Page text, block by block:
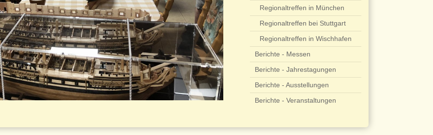
Regionaltreffen in München
Regionaltreffen bei Stuttgart
Regionaltreffen in Wischhafen
Berichte - Messen
Berichte - Jahrestagungen
Berichte - Ausstellungen
Berichte - Veranstaltungen